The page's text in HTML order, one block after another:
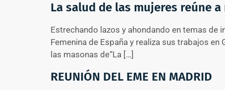
La salud de las mujeres reúne
Estrechando lazos y ahondando en temas de
Femenina de España y realiza sus trabajos en
las masonas de“La […]
REUNIÓN DEL EME EN MADRID